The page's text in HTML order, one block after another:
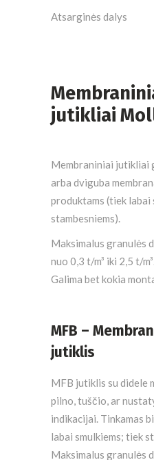
Atsarginės dalys
jutikliai
Membraniniai jutikliai
arba dviguba
produktams (tiek labai
stambesniems).
Maksimalus granulės
nuo 0,3 t/m³ iki 2,5 t/
Galima bet kokia
MFB –
jutiklis
MFB jutiklis su didele
pilno, tuščio, ar
indikacijai. Tinkamas
labai smulkiems; tiek
Maksimalus granulės